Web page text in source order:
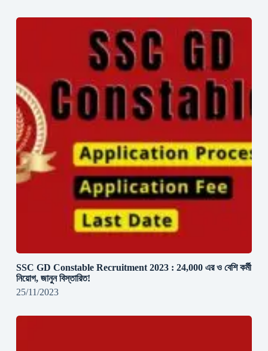
SSC GD Constable Recruitment 2023 : 24,000 এর ও বেশি কর্মী
নিয়োগ, জানুন বিস্তারিত!
25/11/2023